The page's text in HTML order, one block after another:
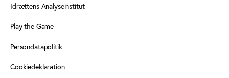
Idrættens Analyseinstitut
Play the Game
Persondatapolitik
Cookiedeklaration